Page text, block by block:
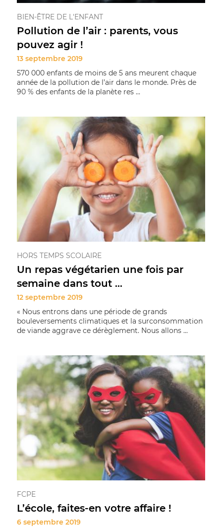
BIEN-ÊTRE DE L'ENFANT
Pollution de l’air : parents, vous
pouvez agir !
13 septembre 2019
570 000 enfants de moins de 5 ans meurent chaque
année de la pollution de l’air dans le monde. Près de
90 % des enfants de la planète res ...
HORS TEMPS SCOLAIRE
Un repas végétarien une fois par
semaine dans tout ...
12 septembre 2019
« Nous entrons dans une période de grands
bouleversements climatiques et la surconsommation
de viande aggrave ce dérèglement. Nous allons ...
FCPE
L’école, faites-en votre affaire !
6 septembre 2019